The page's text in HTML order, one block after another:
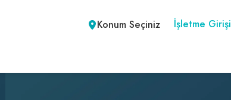
Konum Seçiniz İşletme Girişi